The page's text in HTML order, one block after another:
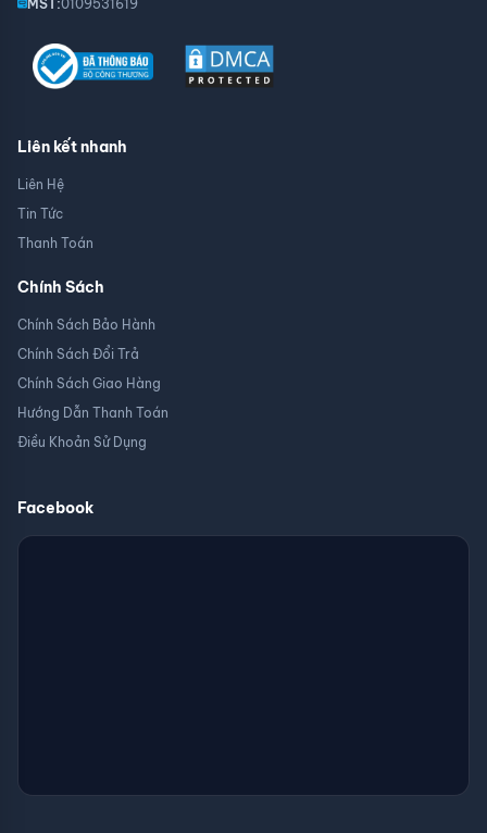
MST:0109531619
Liên kết nhanh
Liên Hệ
Tin Tức
Thanh Toán
Chính Sách
Chính Sách Bảo Hành
Chính Sách Đổi Trả
Chính Sách Giao Hàng
Hướng Dẫn Thanh Toán
Điều Khoản Sử Dụng
Facebook